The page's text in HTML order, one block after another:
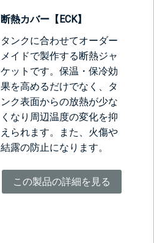
断熱カバー【ECK】
タンクに合わせてオーダー
メイドで製作する断熱ジャ
ケットです。保温・保冷効
果を高めるだけでなく、タ
ンク表面からの放熱が少な
くなり周辺温度の変化を抑
えられます。また、火傷や
結露の防止になります。
この製品の詳細を見る